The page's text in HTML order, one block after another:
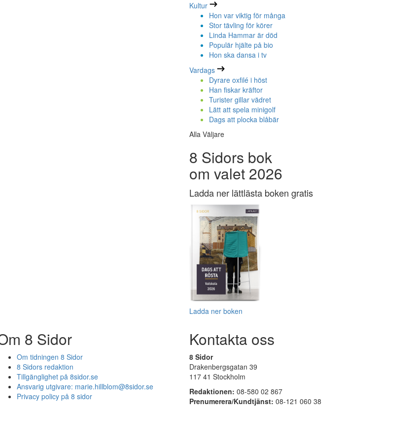
Kultur
Hon var viktig för många
Stor tävling för körer
Linda Hammar är död
Populär hjälte på bio
Hon ska dansa i tv
Vardags
Dyrare oxfilé i höst
Han fiskar kräftor
Turister gillar vädret
Lätt att spela minigolf
Dags att plocka blåbär
Alla Väljare
8 Sidors bok
om valet 2026
Ladda ner lättlästa boken gratis
Ladda ner boken
8 Sidor
Om tidningen 8 Sidor
8 Sidors redaktion
Tillgänglighet på 8sidor.se
Ansvarig utgivare: marie.hillblom@8sidor.se
Privacy policy på 8 sidor
Kontakta oss
8 Sidor
Drakenbergsgatan 39
117 41 Stockholm
Redaktionen: 08-580 02 867
Prenumerera/Kundtjänst: 08-121 060 38